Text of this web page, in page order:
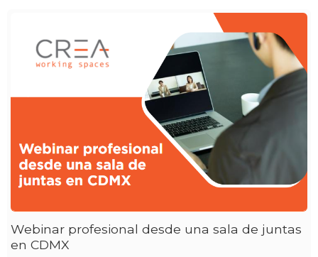
Webinar profesional desde una sala de juntas
en CDMX